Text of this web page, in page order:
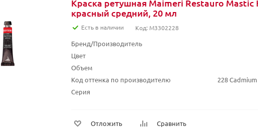
Краска ретушная Maimeri Restauro Mastic
красный средний, 20 мл
Есть в наличии Код: M3302228
Бренд/Производитель
Цвет
Объем
Код оттенка по производителю
228
Серия
Отложить Сравнить